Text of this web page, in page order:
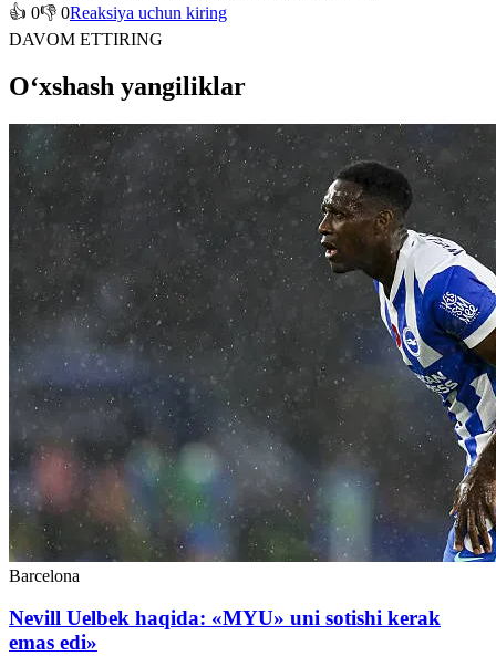
👍 0👎 0Reaksiya uchun kiring
DAVOM ETTIRING
O‘xshash yangiliklar
Barcelona
Nevill Uelbek haqida: «MYU» uni sotishi kerak
emas edi»